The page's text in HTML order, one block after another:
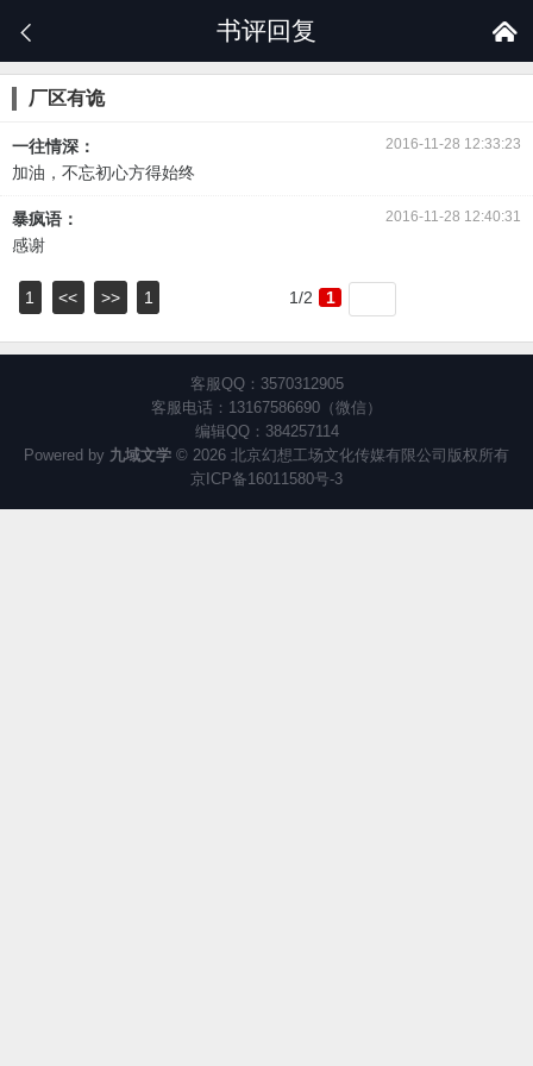
 
书评回复
厂区有诡
2016-11-28 12:33:23
一往情深：
加油，不忘初心方得始终
2016-11-28 12:40:31
暴疯语：
感谢
1/2
1 << 1
>> 1
客服QQ：3570312905
客服电话：13167586690（微信）
编辑QQ：384257114
Powered by 九域文学 © 2026 北京幻想工场文化传媒有限公司版权所有
京ICP备16011580号-3